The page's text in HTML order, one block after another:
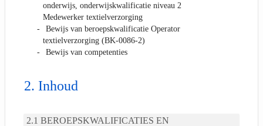
onderwijs, onderwijskwalificatie niveau 2
Medewerker textielverzorging
Bewijs van beroepskwalificatie Operator
textielverzorging (BK-0086-2)
Bewijs van competenties
Inhoud
BEROEPSKWALIFICATIES EN